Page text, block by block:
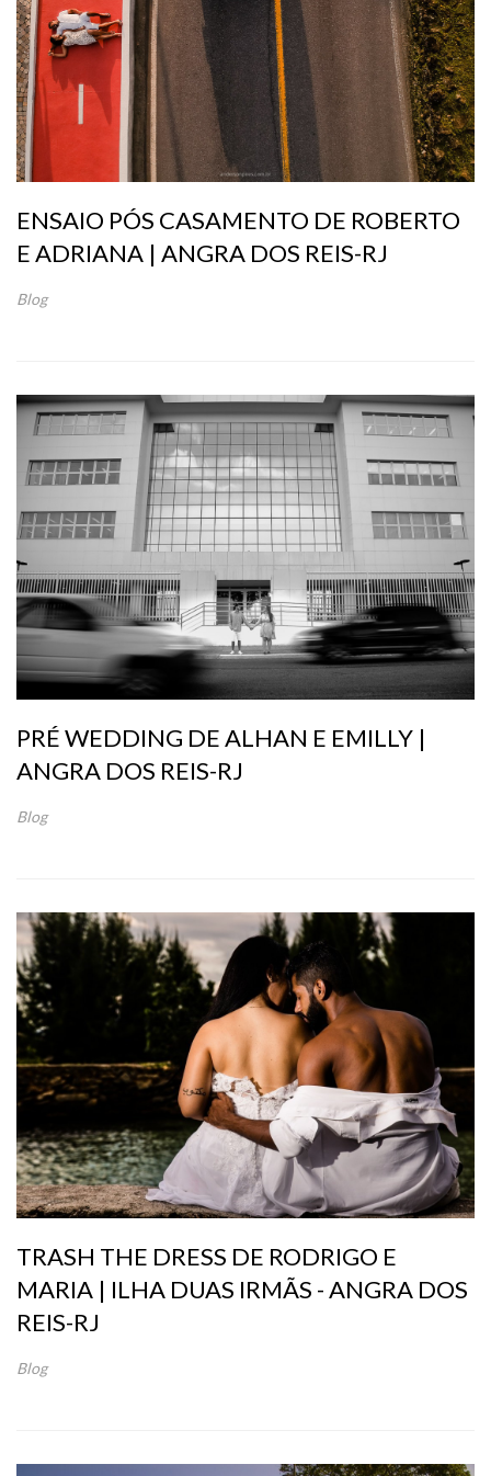
ENSAIO PÓS CASAMENTO DE ROBERTO
E ADRIANA | ANGRA DOS REIS-RJ
Blog
PRÉ WEDDING DE ALHAN E EMILLY |
ANGRA DOS REIS-RJ
Blog
TRASH THE DRESS DE RODRIGO E
MARIA | ILHA DUAS IRMÃS - ANGRA DOS
REIS-RJ
Blog